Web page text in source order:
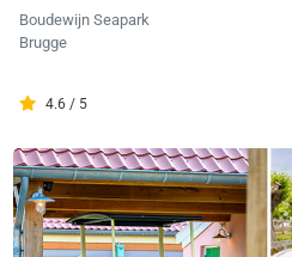
Boudewijn Seapark
Brugge
4.6 / 5